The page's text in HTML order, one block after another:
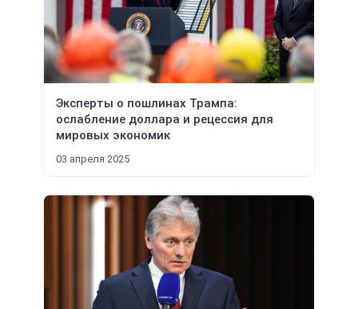
Эксперты о пошлинах Трампа:
ослабление доллара и рецессия для
мировых экономик
03 апреля 2025